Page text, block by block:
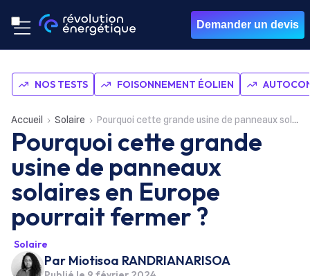
Demander un devis
NOS TESTS FOISONNEMENT ÉOLIEN
Accueil Solaire Pourquoi cette grande usine de panneaux solaires en Europe pourrait fermer ?
Pourquoi cette grande
usine de panneaux
solaires en Europe
pourrait fermer ?
Solaire
Par Miotisoa RANDRIANARISOA